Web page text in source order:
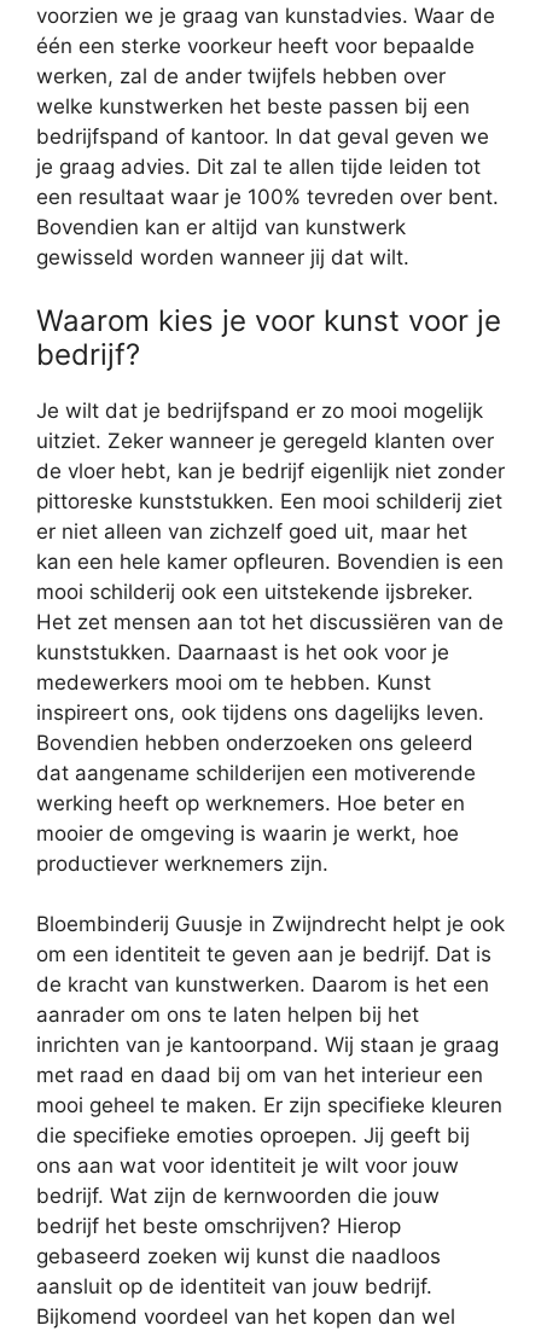
voorzien we je graag van kunstadvies. Waar de
één een sterke voorkeur heeft voor bepaalde
werken, zal de ander twijfels hebben over
welke kunstwerken het beste passen bij een
bedrijfspand of kantoor. In dat geval geven we
je graag advies. Dit zal te allen tijde leiden tot
een resultaat waar je 100% tevreden over bent.
Bovendien kan er altijd van kunstwerk
gewisseld worden wanneer jij dat wilt.
Waarom kies je voor kunst voor je
bedrijf?
Je wilt dat je bedrijfspand er zo mooi mogelijk
uitziet. Zeker wanneer je geregeld klanten over
de vloer hebt, kan je bedrijf eigenlijk niet zonder
pittoreske kunststukken. Een mooi schilderij ziet
er niet alleen van zichzelf goed uit, maar het
kan een hele kamer opfleuren. Bovendien is een
mooi schilderij ook een uitstekende ijsbreker.
Het zet mensen aan tot het discussiëren van de
kunststukken. Daarnaast is het ook voor je
medewerkers mooi om te hebben. Kunst
inspireert ons, ook tijdens ons dagelijks leven.
Bovendien hebben onderzoeken ons geleerd
dat aangename schilderijen een motiverende
werking heeft op werknemers. Hoe beter en
mooier de omgeving is waarin je werkt, hoe
productiever werknemers zijn.
Bloembinderij Guusje in Zwijndrecht helpt je ook
om een identiteit te geven aan je bedrijf. Dat is
de kracht van kunstwerken. Daarom is het een
aanrader om ons te laten helpen bij het
inrichten van je kantoorpand. Wij staan je graag
met raad en daad bij om van het interieur een
mooi geheel te maken. Er zijn specifieke kleuren
die specifieke emoties oproepen. Jij geeft bij
ons aan wat voor identiteit je wilt voor jouw
bedrijf. Wat zijn de kernwoorden die jouw
bedrijf het beste omschrijven? Hierop
gebaseerd zoeken wij kunst die naadloos
aansluit op de identiteit van jouw bedrijf.
Bijkomend voordeel van het kopen dan wel